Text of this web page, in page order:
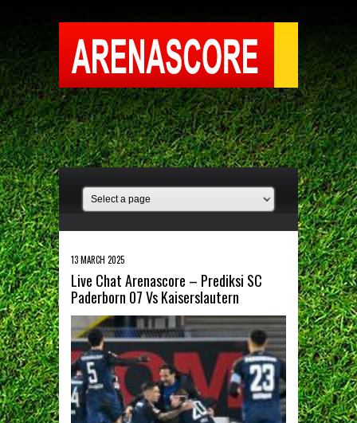
13 MARCH 2025
Live Chat Arenascore – Prediksi SC
Paderborn 07 Vs Kaiserslautern